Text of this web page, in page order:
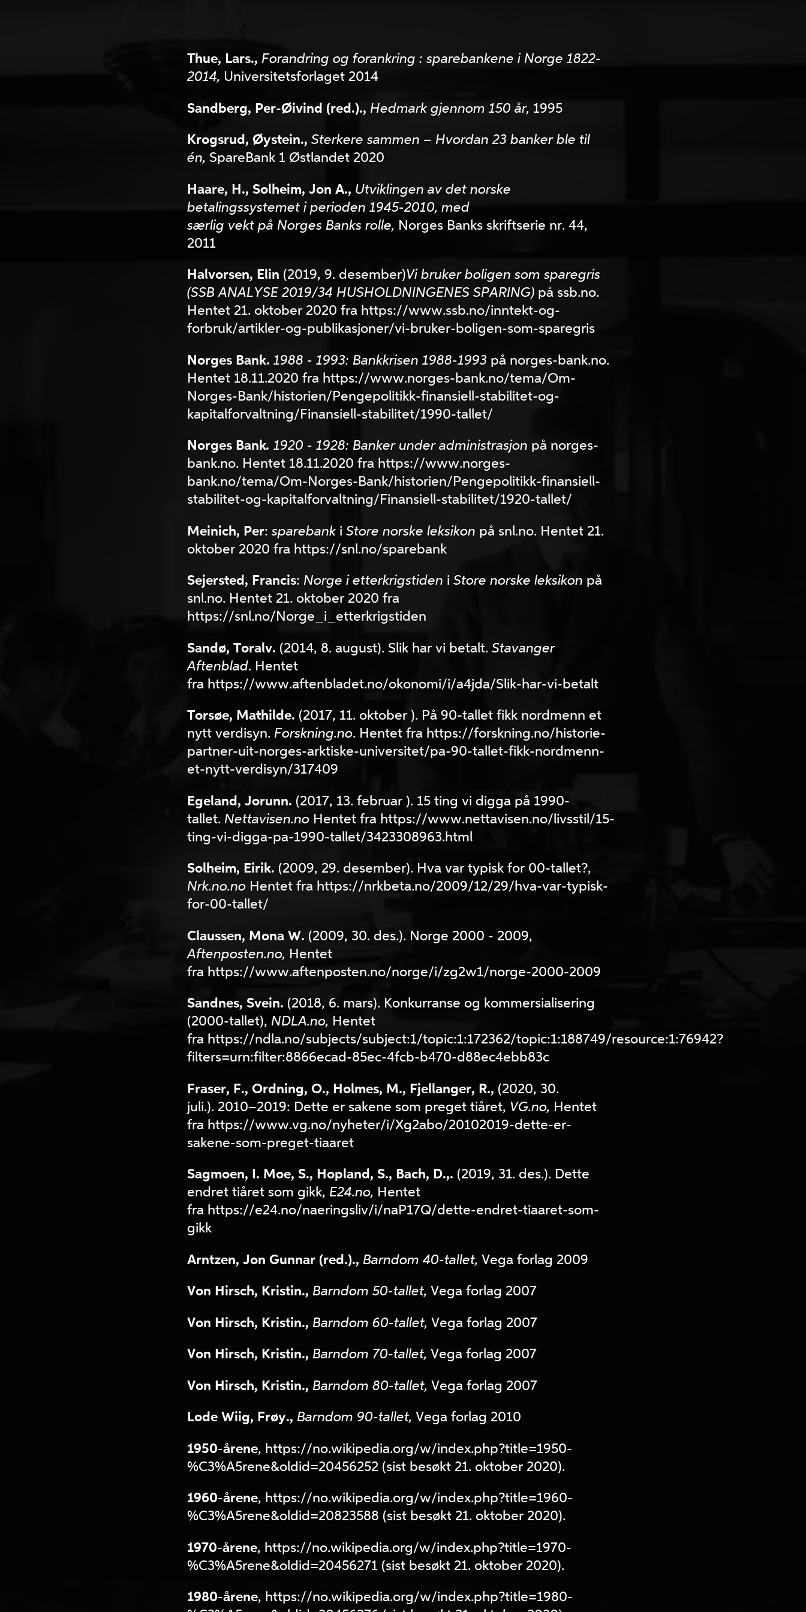
Thue, Lars., Forandring og forankring : sparebankene i Norge 1822-
2014, Universitetsforlaget 2014
Sandberg, Per-Øivind (red.)., Hedmark gjennom 150 år, 1995
Krogsrud, Øystein., Sterkere sammen – Hvordan 23 banker ble til
én, SpareBank 1 Østlandet 2020
Haare, H., Solheim, Jon A., Utviklingen av det norske
betalingssystemet i perioden 1945-2010, med
særlig vekt på Norges Banks rolle, Norges Banks skriftserie nr. 44,
2011
Halvorsen, Elin (2019, 9. desember)Vi bruker boligen som sparegris
(SSB ANALYSE 2019/34 HUSHOLDNINGENES SPARING) på ssb.no.
Hentet 21. oktober 2020 fra https://www.ssb.no/inntekt-og-
forbruk/artikler-og-publikasjoner/vi-bruker-boligen-som-sparegris
Norges Bank. 1988 - 1993: Bankkrisen 1988-1993 på norges-bank.no.
Hentet 18.11.2020 fra https://www.norges-bank.no/tema/Om-
Norges-Bank/historien/Pengepolitikk-finansiell-stabilitet-og-
kapitalforvaltning/Finansiell-stabilitet/1990-tallet/
Norges Bank. 1920 - 1928: Banker under administrasjon på norges-
bank.no. Hentet 18.11.2020 fra https://www.norges-
bank.no/tema/Om-Norges-Bank/historien/Pengepolitikk-finansiell-
stabilitet-og-kapitalforvaltning/Finansiell-stabilitet/1920-tallet/
Meinich, Per: sparebank i Store norske leksikon på snl.no. Hentet 21.
oktober 2020 fra https://snl.no/sparebank
Sejersted, Francis: Norge i etterkrigstiden i Store norske leksikon på
snl.no. Hentet 21. oktober 2020 fra
https://snl.no/Norge_i_etterkrigstiden
Sandø, Toralv. (2014, 8. august). Slik har vi betalt. Stavanger
Aftenblad. Hentet
fra https://www.aftenbladet.no/okonomi/i/a4jda/Slik-har-vi-betalt
Torsøe, Mathilde. (2017, 11. oktober ). På 90-tallet fikk nordmenn et
nytt verdisyn. Forskning.no. Hentet fra https://forskning.no/historie-
partner-uit-norges-arktiske-universitet/pa-90-tallet-fikk-nordmenn-
et-nytt-verdisyn/317409
Egeland, Jorunn. (2017, 13. februar ). 15 ting vi digga på 1990-
tallet. Nettavisen.no Hentet fra https://www.nettavisen.no/livsstil/15-
ting-vi-digga-pa-1990-tallet/3423308963.html
Solheim, Eirik. (2009, 29. desember). Hva var typisk for 00-tallet?,
Nrk.no.no Hentet fra https://nrkbeta.no/2009/12/29/hva-var-typisk-
for-00-tallet/
Claussen, Mona W. (2009, 30. des.). Norge 2000 - 2009,
Aftenposten.no, Hentet
fra https://www.aftenposten.no/norge/i/zg2w1/norge-2000-2009
Sandnes, Svein. (2018, 6. mars). Konkurranse og kommersialisering
(2000-tallet), NDLA.no, Hentet
fra https://ndla.no/subjects/subject:1/topic:1:172362/topic:1:188749/resource:1:76942?
filters=urn:filter:8866ecad-85ec-4fcb-b470-d88ec4ebb83c
Fraser, F., Ordning, O., Holmes, M., Fjellanger, R., (2020, 30.
juli.). 2010–2019: Dette er sakene som preget tiåret, VG.no, Hentet
fra https://www.vg.no/nyheter/i/Xg2abo/20102019-dette-er-
sakene-som-preget-tiaaret
Sagmoen, I. Moe, S., Hopland, S., Bach, D.,. (2019, 31. des.). Dette
endret tiåret som gikk, E24.no, Hentet
fra https://e24.no/naeringsliv/i/naP17Q/dette-endret-tiaaret-som-
gikk
Arntzen, Jon Gunnar (red.)., Barndom 40-tallet, Vega forlag 2009
Von Hirsch, Kristin., Barndom 50-tallet, Vega forlag 2007
Von Hirsch, Kristin., Barndom 60-tallet, Vega forlag 2007
Von Hirsch, Kristin., Barndom 70-tallet, Vega forlag 2007
Von Hirsch, Kristin., Barndom 80-tallet, Vega forlag 2007
Lode Wiig, Frøy., Barndom 90-tallet, Vega forlag 2010
1950-årene, https://no.wikipedia.org/w/index.php?title=1950-
%C3%A5rene&oldid=20456252 (sist besøkt 21. oktober 2020).
1960-årene, https://no.wikipedia.org/w/index.php?title=1960-
%C3%A5rene&oldid=20823588 (sist besøkt 21. oktober 2020).
1970-årene, https://no.wikipedia.org/w/index.php?title=1970-
%C3%A5rene&oldid=20456271 (sist besøkt 21. oktober 2020).
1980-årene, https://no.wikipedia.org/w/index.php?title=1980-